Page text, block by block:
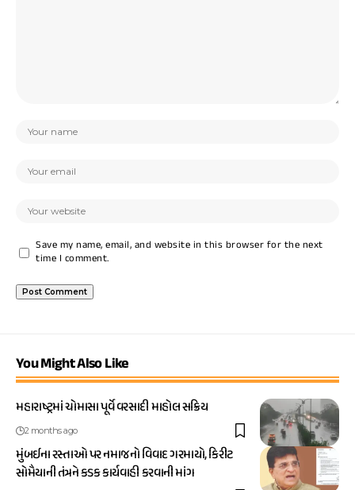
Save my name, email, and website in this browser for the next
time I comment.
You Might Also Like
મહારાષ્ટ્રમાં ચોમાસા પૂર્વે વરસાદી માહોલ સક્રિય
2 months ago
મુંબઈના રસ્તાઓ પર નમાજનો વિવાદ ગરમાયો, કિરીટ
સોમૈયાની તંત્રને કડક કાર્યવાહી કરવાની માંગ